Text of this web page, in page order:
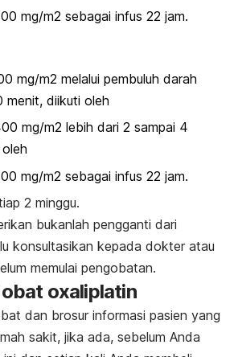
mg/m2 sebagai infus 22 jam.
mg/m2 melalui pembuluh darah
menit, diikuti oleh
mg/m2 lebih dari 2 sampai 4
mg/m2 sebagai infus 22 jam.
2 minggu.
bukanlah pengganti dari
konsultasikan kepada dokter atau
memulai pengobatan.
oxaliplatin
dan brosur informasi pasien yang
sakit, jika ada, sebelum Anda